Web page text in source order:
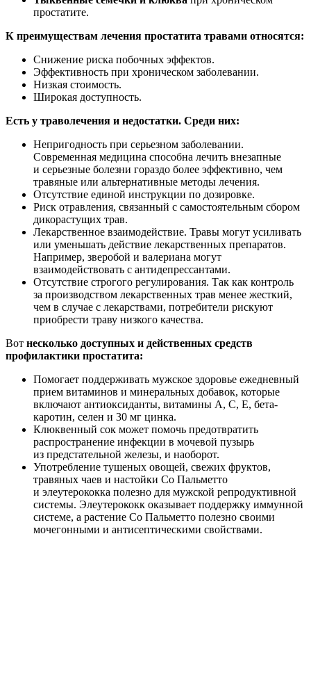
простатите.
К преимуществам лечения простатита травами относятся:
Снижение риска побочных эффектов.
Эффективность при хроническом заболевании.
Низкая стоимость.
Широкая доступность.
Есть у траволечения и недостатки. Среди них:
Непригодность при серьезном заболевании.
Современная медицина способна лечить внезапные
и серьезные болезни гораздо более эффективно, чем
травяные или альтернативные методы лечения.
Отсутствие единой инструкции по дозировке.
Риск отравления, связанный с самостоятельным сбором
дикорастущих трав.
Лекарственное взаимодействие. Травы могут усиливать
или уменьшать действие лекарственных препаратов.
Например, зверобой и валериана могут
взаимодействовать с антидепрессантами.
Отсутствие строгого регулирования. Так как контроль
за производством лекарственных трав менее жесткий,
чем в случае с лекарствами, потребители рискуют
приобрести траву низкого качества.
Вот несколько доступных и действенных средств
профилактики простатита:
Помогает поддерживать мужское здоровье ежедневный
прием витаминов и минеральных добавок, которые
включают антиоксиданты, витамины A, C, E, бета-
каротин, селен и 30 мг цинка.
Клюквенный сок может помочь предотвратить
распространение инфекции в мочевой пузырь
из предстательной железы, и наоборот.
Употребление тушеных овощей, свежих фруктов,
травяных чаев и настойки Со Пальметто
и элеутерококка полезно для мужской репродуктивной
системы. Элеутерококк оказывает поддержку иммунной
системе, а растение Со Пальметто полезно своими
мочегонными и антисептическими свойствами.